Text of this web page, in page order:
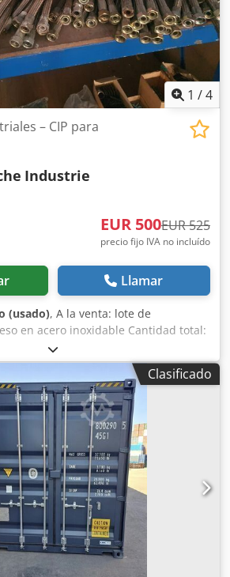
1 /4
– CIP para
Industrie
EUR 500EUR 525
precio fijo IVA no incluído
Llamar
(usado), A la venta: lote de
en acero inoxidable Cantidad total:
industriales trenzadas en acero
longitudes y conexiones Dkedpey
robusto para uso industrial Las
de aplicaciones industriales y han
Algunas unidades
se encuentran en buen estado.
inspección completa de todas las
para: – Industria alimentaria –
(cervecerías) – Industria química –
procesos – Mantenimiento y
mangueras de mayor
interesante para industria o
la venta del lote completo. Precio:
Eslovaquia (UE) Envío a toda
Clasificado